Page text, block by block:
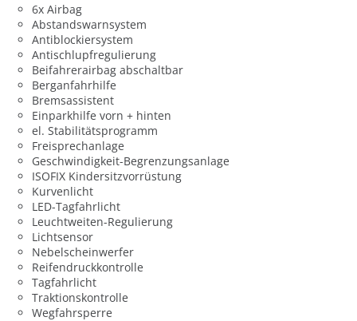
6x Airbag
Abstandswarnsystem
Antiblockiersystem
Antischlupfregulierung
Beifahrerairbag abschaltbar
Berganfahrhilfe
Bremsassistent
Einparkhilfe vorn + hinten
el. Stabilitätsprogramm
Freisprechanlage
Geschwindigkeit-Begrenzungsanlage
ISOFIX Kindersitzvorrüstung
Kurvenlicht
LED-Tagfahrlicht
Leuchtweiten-Regulierung
Lichtsensor
Nebelscheinwerfer
Reifendruckkontrolle
Tagfahrlicht
Traktionskontrolle
Wegfahrsperre